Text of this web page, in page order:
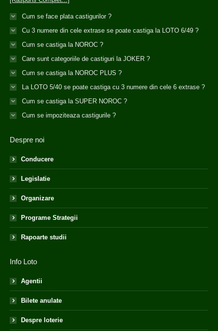
Cum se face plata castigurilor ?
Cu 3 numere din cele extrase se poate castiga la LOTO 6/49 ?
Cum se castiga la NOROC ?
Care sunt categoriile de castiguri la JOKER ?
Cum se castiga la NOROC PLUS ?
La LOTO 5/40 se poate castiga cu 3 numere din cele 6 extrase ?
Cum se castiga la SUPER NOROC ?
Cum se impoziteaza castigurile ?
Despre noi
Conducere
Legislatie
Organizare
Programe Strategii
Rapoarte studii
Info Loto
Agentii
Bilete anulate
Despre loterie